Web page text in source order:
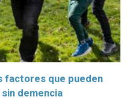
factores que pueden
demencia